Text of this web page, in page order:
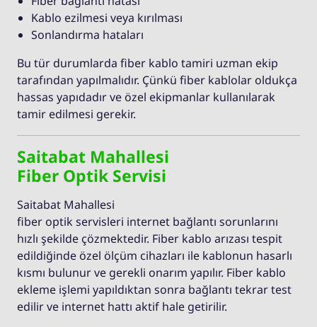
Kablo ezilmesi veya kırılması
Sonlandırma hataları
Bu tür durumlarda fiber kablo tamiri uzman ekip
tarafından yapılmalıdır. Çünkü fiber kablolar oldukça
hassas yapıdadır ve özel ekipmanlar kullanılarak
tamir edilmesi gerekir.
Saitabat Mahallesi
Fiber Optik Servisi
Saitabat Mahallesi
fiber optik servisleri internet bağlantı sorunlarını
hızlı şekilde çözmektedir. Fiber kablo arızası tespit
edildiğinde özel ölçüm cihazları ile kablonun hasarlı
kısmı bulunur ve gerekli onarım yapılır. Fiber kablo
ekleme işlemi yapıldıktan sonra bağlantı tekrar test
edilir ve internet hattı aktif hale getirilir.